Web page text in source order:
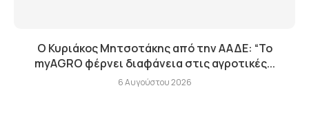
Ο Κυριάκος Μητσοτάκης από την ΑΑΔΕ: “Το
myAGRO φέρνει διαφάνεια στις αγροτικές...
6 Αυγούστου 2026